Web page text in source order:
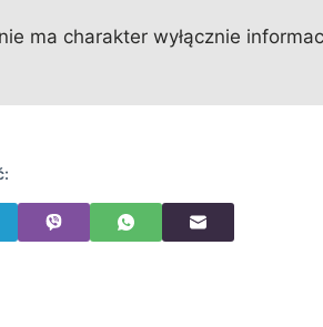
ma charakter wyłącznie